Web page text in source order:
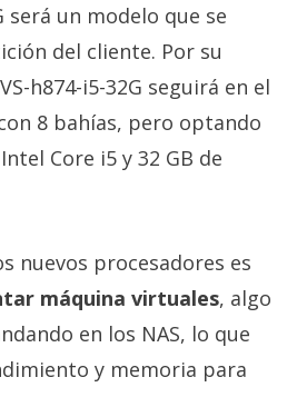
será un modelo que se
del cliente. Por su
h874-i5-32G seguirá en el
8 bahías, pero optando
Core i5 y 32 GB de
nuevos procesadores es
máquina virtuales, algo
en los NAS, lo que
y memoria para